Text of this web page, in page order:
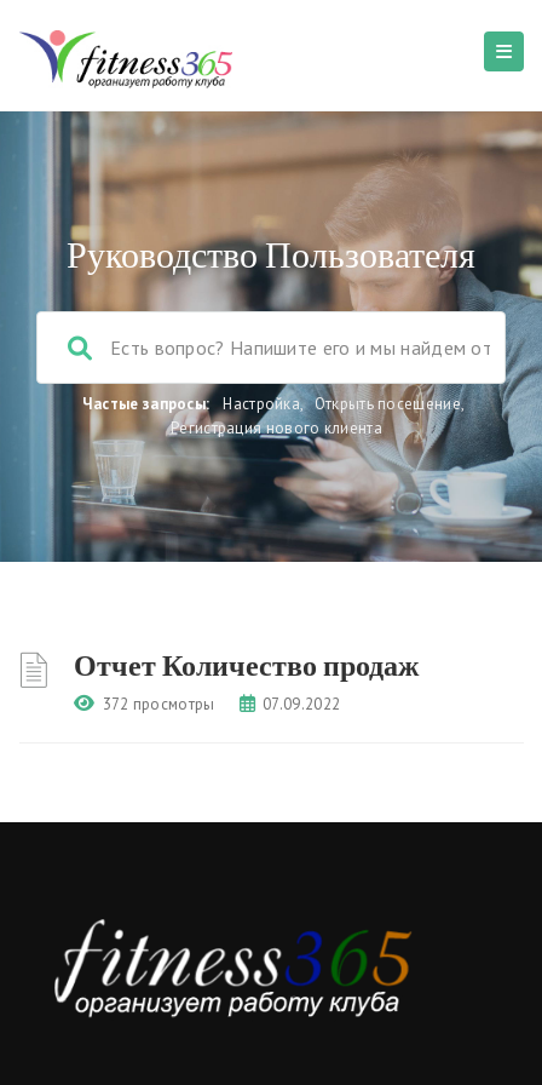
Руководство Пользователя
Частые запросы: Настройка, Открыть посещение,
Регистрация нового клиента
Отчет Количество продаж
372 просмотры 07.09.2022